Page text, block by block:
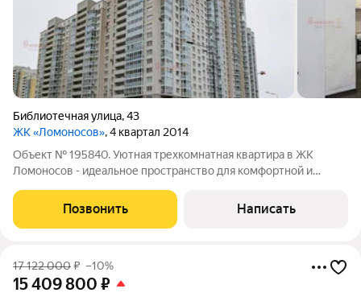
Библиотечная улица,43
ЖК «Ломоносов», 4 квартал 2014
Объект № 195840. Уютная трехкомнатная квартира в ЖК
Ломоносов - идеальное пространство для комфортной и
отличается продуманной планировкой. Большая кухня-
гостиная станет семейным сердцем дома, где
Позвонить Написать
17 122 000₽ –10%
15 409 800 ₽